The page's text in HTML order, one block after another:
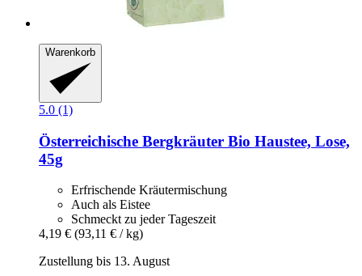
Warenkorb
5.0 (1)
Österreichische Bergkräuter Bio Haustee, Lose,
45g
Erfrischende Kräutermischung
Auch als Eistee
Schmeckt zu jeder Tageszeit
4,19 € (93,11 € / kg)
Zustellung bis 13. August